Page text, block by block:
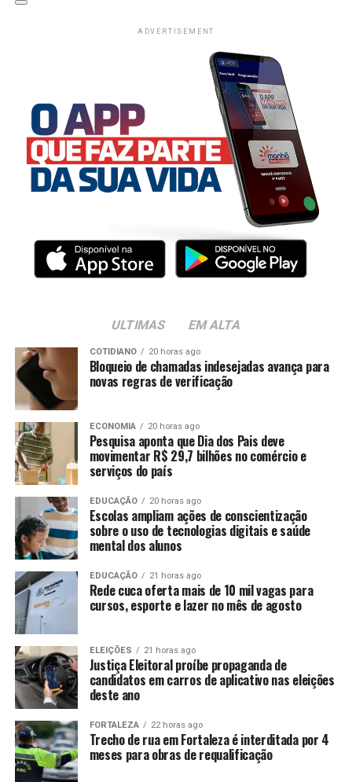
ADVERTISEMENT
ULTIMAS EM ALTA
COTIDIANO 20 horas ago
Bloqueio de chamadas indesejadas avança para
novas regras de verificação
ECONOMIA 20 horas ago
Pesquisa aponta que Dia dos Pais deve
movimentar R$ 29,7 bilhões no comércio e
serviços do país
EDUCAÇÃO 20 horas ago
Escolas ampliam ações de conscientização
sobre o uso de tecnologias digitais e saúde
mental dos alunos
EDUCAÇÃO 21 horas ago
Rede cuca oferta mais de 10 mil vagas para
cursos, esporte e lazer no mês de agosto
ELEIÇÕES 21 horas ago
Justiça Eleitoral proíbe propaganda de
candidatos em carros de aplicativo nas eleições
deste ano
FORTALEZA 22 horas ago
Trecho de rua em Fortaleza é interditada por 4
meses para obras de requalificação